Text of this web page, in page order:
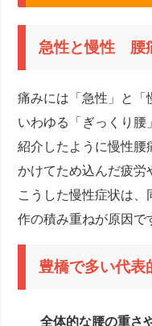
急性と慢性 腰
痛みには「急性」と「
いわゆる「ぎっくり腰
紹介したように慢性腰
かけてため込んだ疲労
こうした慢性症状は
作の積み重ねが原因で
豊橋で多い代表
全体的な腰の重さ